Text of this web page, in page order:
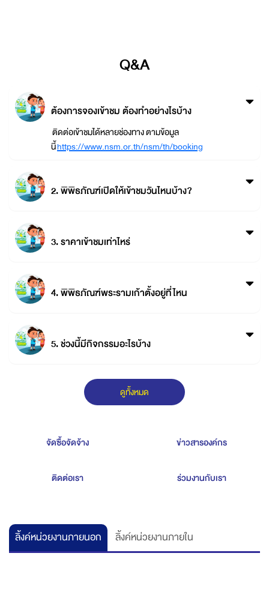
Q&A
ต้องการจองเข้าชม ต้องทำอย่างไรบ้าง
ติดต่อเข้าชมได้หลายช่องทาง ตามข้อมูล
นี้https://www.nsm.or.th/nsm/th/booking
2. พิพิธภัณฑ์เปิดให้เข้าชมวันไหนบ้าง?
3. ราคาเข้าชมเท่าไหร่
4. พิพิธภัณฑ์พระรามเก้าตั้งอยู่ที่ไหน
5. ช่วงนี้มีกิจกรรมอะไรบ้าง
ดูทั้งหมด
จัดซื้อจัดจ้าง ข่าวสารองค์กร
ติดต่อเรา ร่วมงานกับเรา
ลิ้งค์หน่วยงานภายนอก ลิ้งค์หน่วยงานภายใน